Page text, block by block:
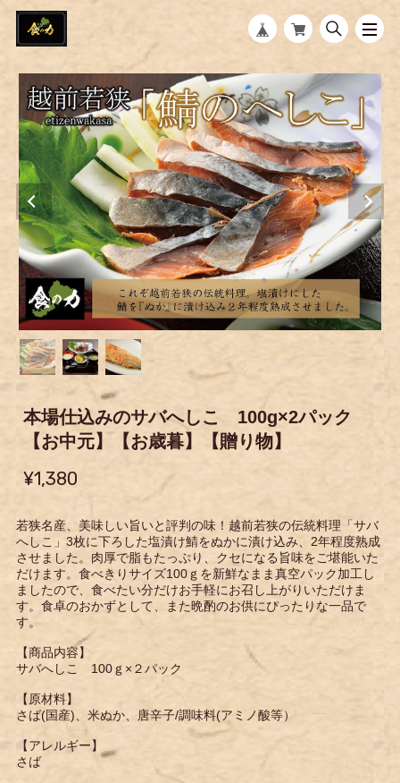
本場仕込みのサバへしこ 100g×2パック
【お中元】【お歳暮】【贈り物】
¥1,380
若狭名産、美味しい旨いと評判の味！越前若狭の伝統料理「サバ
へしこ」3枚に下ろした塩漬け鯖をぬかに漬け込み、2年程度熟成
させました。肉厚で脂もたっぷり、クセになる旨味をご堪能いた
だけます。食べきりサイズ100ｇを新鮮なまま真空パック加工し
ましたので、食べたい分だけお手軽にお召し上がりいただけま
す。食卓のおかずとして、また晩酌のお供にぴったりな一品で
す。
【商品内容】
サバへしこ 100ｇ×２パック
【原材料】
さば(国産)、米ぬか、唐辛子/調味料(アミノ酸等）
【アレルギー】
さば